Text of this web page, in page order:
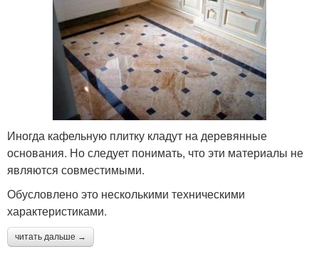
Иногда кафельную плитку кладут на деревянные
основания. Но следует понимать, что эти материалы не
являются совместимыми.
Обусловлено это несколькими техническими
характеристиками.
читать дальше →